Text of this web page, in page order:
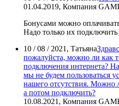
01.04.2019, Компания
Бонусами можно
Надо только их подключить
10 / 08 / 2021, Татьяна
пожалуйста, можно ли как
подключения интернета?
мы не будем пользоваться
нашего отсутствия. Можно
а потом подключить?
10.08.2021, Компания